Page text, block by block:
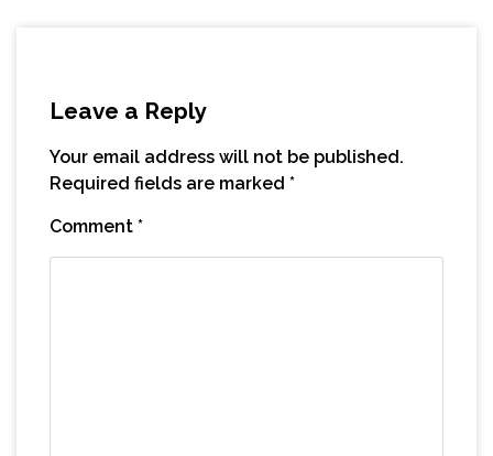
Leave a Reply
Your email address will not be published.
Required fields are marked *
Comment *